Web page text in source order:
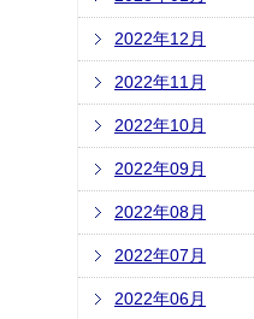
2022年12月
2022年11月
2022年10月
2022年09月
2022年08月
2022年07月
2022年06月